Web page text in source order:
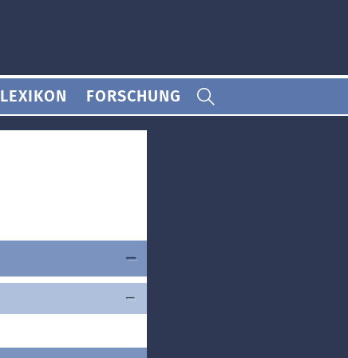
LEXIKON FORSCHUNG